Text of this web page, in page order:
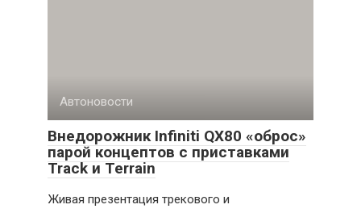
Автоновости
Внедорожник Infiniti QX80 «оброс»
парой концептов с приставками
Track и Terrain
Живая презентация трекового и